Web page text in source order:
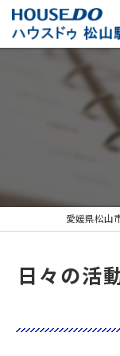
愛媛県松山
日々の活